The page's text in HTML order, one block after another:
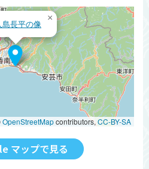
島長平の像
×
OpenStreetMapcontributors,CC-BY-SA
マップで見る